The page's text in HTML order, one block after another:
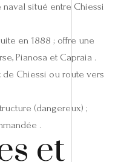
situé entre Chiessi
en 1888 ; offre une
Pianosa et Capraia .
Chiessi ou route vers
(dangereux) ;
.
et